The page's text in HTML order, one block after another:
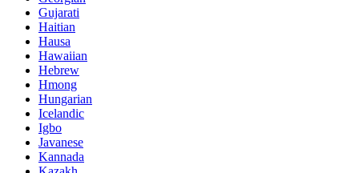
Gujarati
Haitian
Hausa
Hawaiian
Hebrew
Hmong
Hungarian
Icelandic
Igbo
Javanese
Kannada